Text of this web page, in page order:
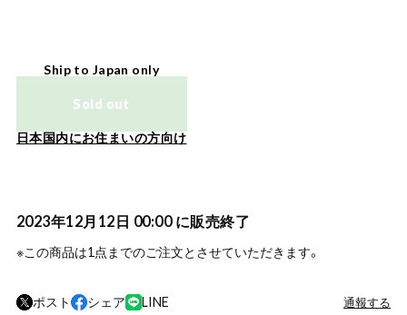
Ship to Japan only
Sold out
日本国内にお住まいの方向け
2023年12月12日 00:00 に販売終了
※この商品は1点までのご注文とさせていただきます。
ポスト シェア LINE 通報する